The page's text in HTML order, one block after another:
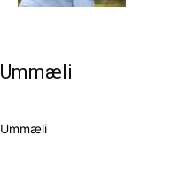
Ummæli
Ummæli